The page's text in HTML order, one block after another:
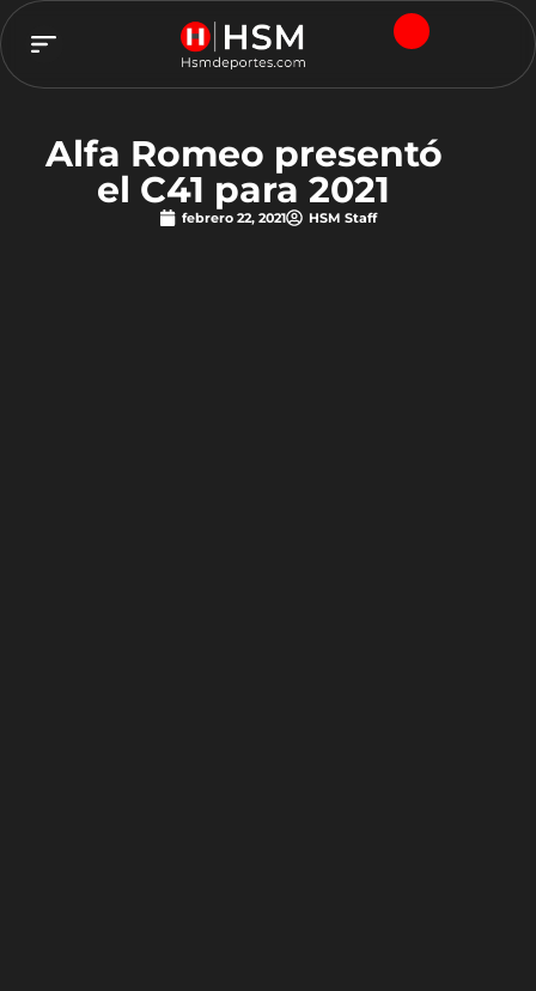
Alfa Romeo presentó
el C41 para 2021
febrero 22, 2021 HSM Staff